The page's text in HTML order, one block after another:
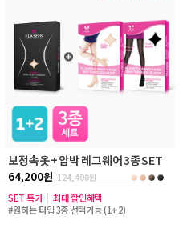
보정속옷 + 압박 레그웨어 3종 SET
64,200원 124,400원
SET 특가
최대 할인혜택
#원하는 타입 3종 선택가능 (1+2)